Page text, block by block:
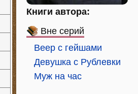
Книги автора:
Вне серий
Веер с гейшами
Девушка с Рублевки
Муж на час